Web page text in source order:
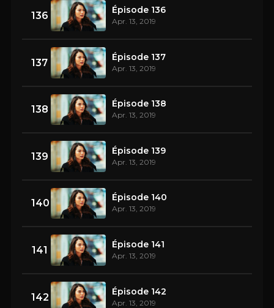
136 Épisode 136
Apr. 13, 2019
137 Épisode 137
Apr. 13, 2019
138 Épisode 138
Apr. 13, 2019
139 Épisode 139
Apr. 13, 2019
140 Épisode 140
Apr. 13, 2019
141 Épisode 141
Apr. 13, 2019
142 Épisode 142
Apr. 13, 2019